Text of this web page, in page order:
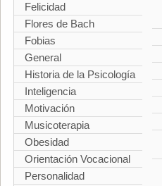
Felicidad
Flores de Bach
Fobias
General
Historia de la Psicología
Inteligencia
Motivación
Musicoterapia
Obesidad
Orientación Vocacional
Personalidad